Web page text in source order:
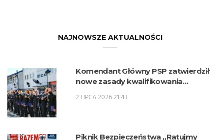
NAJNOWSZE AKTUALNOŚCI
Komendant Główny PSP zatwierdził
nowe zasady kwalifikowania
zawodowe w zawodzie technik
2 LIPCA 2026 21:43
Piknik Bezpieczeństwa „Ratujmy